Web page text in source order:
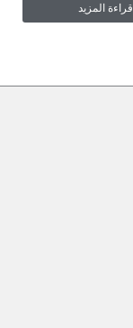
قراءة المزيد